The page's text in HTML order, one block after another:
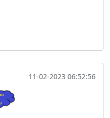
11-02-2023 06:52:56